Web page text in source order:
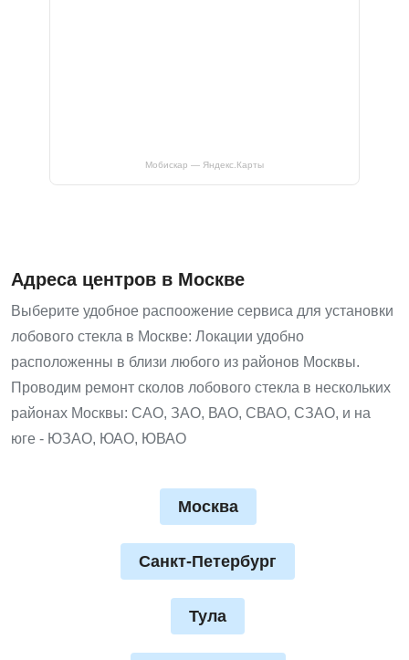
Мобискар — Яндекс.Карты
Адреса центров в Москве
Выберите удобное распоожение сервиса для установки
лобового стекла в Москве: Локации удобно
расположенны в близи любого из районов Москвы.
Проводим ремонт сколов лобового стекла в нескольких
районах Москвы: САО, ЗАО, ВАО, СВАО, СЗАО, и на
юге - ЮЗАО, ЮАО, ЮВАО
Москва
Санкт-Петербург
Тула